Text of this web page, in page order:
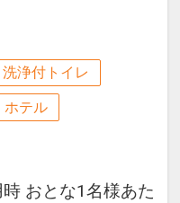
洗浄付トイレ
ホテル
時 おとな1名様あた